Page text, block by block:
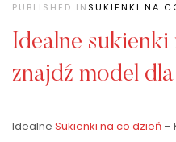
PUBLISHED IN SUKIENKI NA
Idealne
znajdź model
Idealne Sukienki na co dzień –